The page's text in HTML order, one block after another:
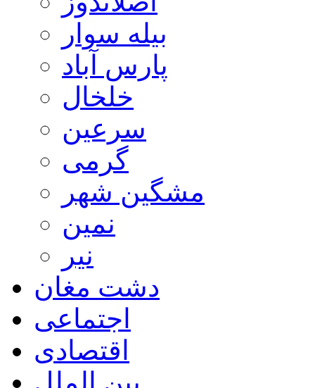
بیله سوار
پارس آباد
خلخال
سرعین
گرمی
مشگین شهر
نمین
نیر
دشت مغان
اجتماعی
اقتصادی
بین الملل